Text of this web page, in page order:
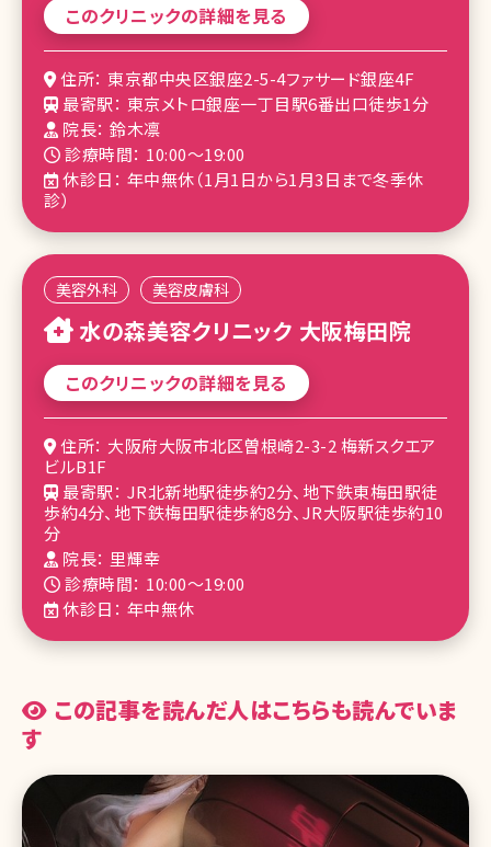
このクリニックの詳細を見る
住所： 東京都中央区銀座2-5-4ファサード銀座4F
最寄駅： 東京メトロ銀座一丁目駅6番出口徒歩1分
院長： 鈴木凛
診療時間： 10:00～19:00
休診日： 年中無休（1月1日から1月3日まで冬季休
診）
水の森美容クリニック 大阪梅田院
美容外科 美容皮膚科
このクリニックの詳細を見る
住所： 大阪府大阪市北区曽根崎2-3-2 梅新スクエア
ビルB1F
最寄駅： JR北新地駅徒歩約2分、地下鉄東梅田駅徒
歩約4分、地下鉄梅田駅徒歩約8分、JR大阪駅徒歩約10
分
院長： 里輝幸
診療時間： 10:00～19:00
休診日： 年中無休
この記事を読んだ人はこちらも読んでいま
す